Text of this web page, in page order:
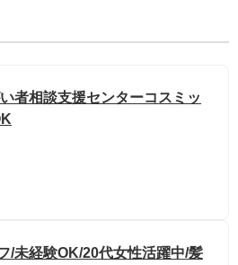
者相談支援センターコスミッ
/未経験OK/20代女性活躍中/髪